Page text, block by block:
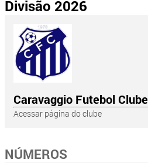
Divisão 2026
Caravaggio Futebol Clube
Acessar página do clube
NÚMEROS